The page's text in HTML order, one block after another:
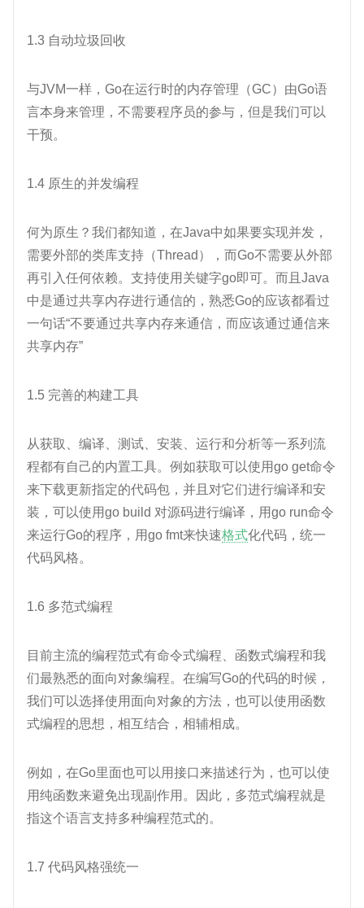
1.3 自动垃圾回收
与JVM一样，Go在运行时的内存管理（GC）由Go语
言本身来管理，不需要程序员的参与，但是我们可以
干预。
1.4 原生的并发编程
何为原生？我们都知道，在Java中如果要实现并发，
需要外部的类库支持（Thread），而Go不需要从外部
再引入任何依赖。支持使用关键字go即可。而且Java
中是通过共享内存进行通信的，熟悉Go的应该都看过
一句话“不要通过共享内存来通信，而应该通过通信来
共享内存”
1.5 完善的构建工具
从获取、编译、测试、安装、运行和分析等一系列流
程都有自己的内置工具。例如获取可以使用go get命令
来下载更新指定的代码包，并且对它们进行编译和安
装，可以使用go build 对源码进行编译，用go run命令
来运行Go的程序，用go fmt来快速格式化代码，统一
代码风格。
1.6 多范式编程
目前主流的编程范式有命令式编程、函数式编程和我
们最熟悉的面向对象编程。在编写Go的代码的时候，
我们可以选择使用面向对象的方法，也可以使用函数
式编程的思想，相互结合，相辅相成。
例如，在Go里面也可以用接口来描述行为，也可以使
用纯函数来避免出现副作用。因此，多范式编程就是
指这个语言支持多种编程范式的。
1.7 代码风格强统一